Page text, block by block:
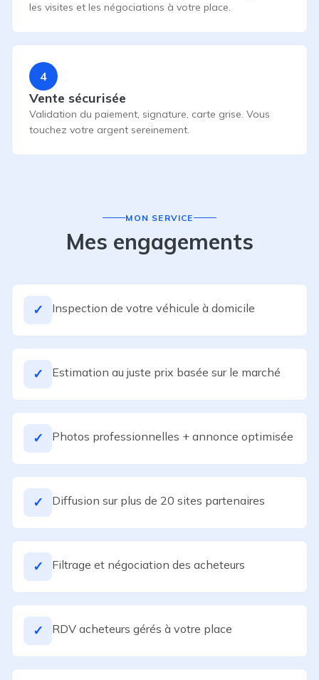
les visites et les négociations à votre place.
4
Vente sécurisée
Validation du paiement, signature, carte grise. Vous
touchez votre argent sereinement.
MON SERVICE
Mes engagements
✓ Inspection de votre véhicule à domicile
✓ Estimation au juste prix basée sur le marché
✓ Photos professionnelles + annonce optimisée
✓ Diffusion sur plus de 20 sites partenaires
✓ Filtrage et négociation des acheteurs
✓ RDV acheteurs gérés à votre place